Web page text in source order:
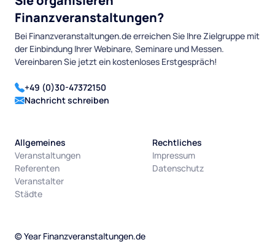
Finanzveranstaltungen?
Bei Finanzveranstaltungen.de erreichen Sie Ihre Zielgruppe mit
der Einbindung Ihrer Webinare, Seminare und Messen.
Vereinbaren Sie jetzt ein kostenloses Erstgespräch!
+49 (0)30-47372150
Nachricht schreiben
Allgemeines
Veranstaltungen
Referenten
Veranstalter
Städte
Rechtliches
Impressum
Datenschutz
©Year Finanzveranstaltungen.de